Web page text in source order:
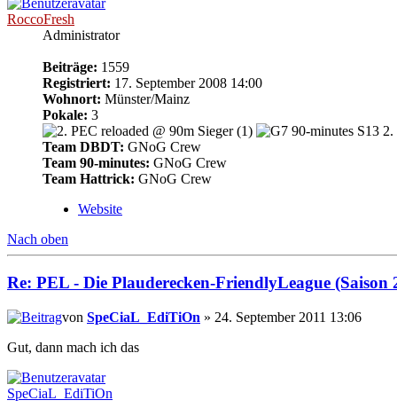
RoccoFresh
Administrator
Beiträge: 1559
Registriert: 17. September 2008 14:00
Wohnort: Münster/Mainz
Pokale: 3
Team DBDT: GNoG Crew
Team 90-minutes: GNoG Crew
Team Hattrick: GNoG Crew
Website
Nach oben
Re: PEL - Die Plauderecken-FriendlyLeague (Saison
von SpeCiaL_EdiTiOn » 24. September 2011 13:06
Gut, dann mach ich das
SpeCiaL_EdiTiOn